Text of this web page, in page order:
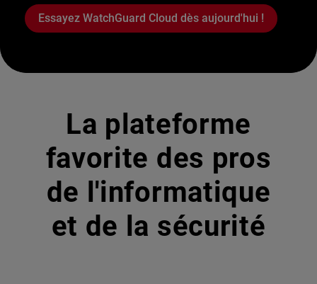
Essayez WatchGuard Cloud dès aujourd'hui !
La plateforme
favorite des pros
de l'informatique
et de la sécurité